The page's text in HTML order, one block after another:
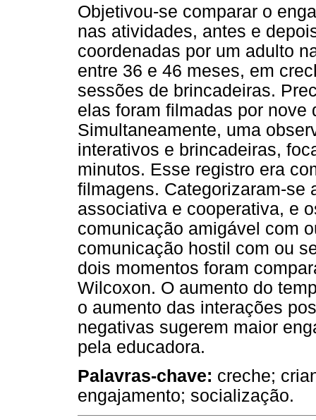
Objetivou-se comparar o
nas atividades, antes e
coordenadas por um adulto
entre 36 e 46 meses, em
sessões de brincadeiras.
elas foram filmadas por
Simultaneamente, uma
interativos e brincadeiras,
minutos. Esse registro era
filmagens. Categorizaram-se
associativa e cooperativa, e
comunicação amigável com
comunicação hostil com ou
dois momentos foram
Wilcoxon. O aumento do
o aumento das interações
negativas sugerem maior
pela educadora.
Palavras-chave: creche;
engajamento; socialização.